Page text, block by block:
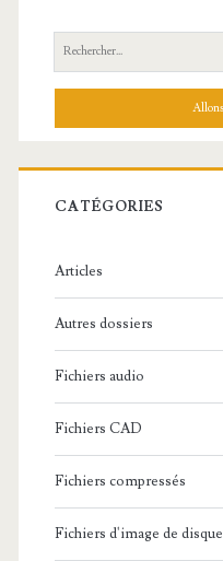
R
e
h
r
c
:
CATÉGORIES
Articles
Autres dossiers
Fichiers audio
Fichiers CAD
Fichiers compressés
Fichiers d'image de disque